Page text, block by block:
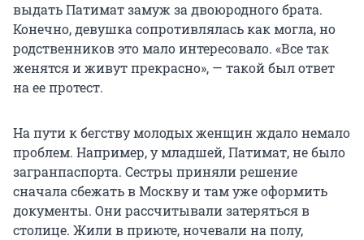
выдать Патимат замуж за двоюродного брата.
Конечно, девушка сопротивлялась как могла, но
родственников это мало интересовало. «Все так
женятся и живут прекрасно», — такой был ответ
на ее протест.
На пути к бегству молодых женщин ждало немало
проблем. Например, у младшей, Патимат, не было
загранпаспорта. Сестры приняли решение
сначала сбежать в Москву и там уже оформить
документы. Они рассчитывали затеряться в
столице. Жили в приюте, ночевали на полу,